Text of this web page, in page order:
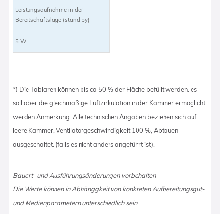
Leistungsaufnahme in der
Bereitschaftslage (stand by)
5 W
*) Die Tablaren können bis ca 50 % der Fläche befüllt werden, es
soll aber die gleichmäßige Luftzirkulation in der Kammer ermöglicht
werden.Anmerkung: Alle technischen Angaben beziehen sich auf
leere Kammer, Ventilatorgeschwindigkeit 100 %, Abtauen
ausgeschaltet. (falls es nicht anders angeführt ist).
Bauart- und Ausführungsänderungen vorbehalten
Die Werte können in Abhänggkeit von konkreten Aufbereitungsgut-
und Medienparametern unterschiedlich sein.